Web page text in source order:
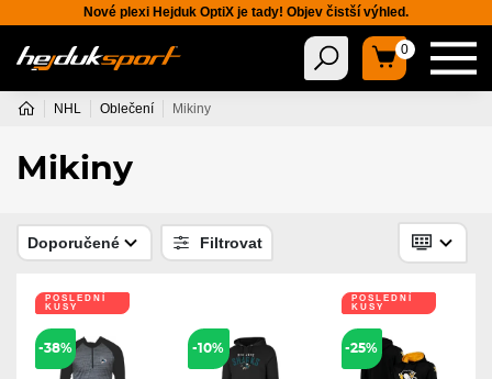
Nové plexi Hejduk OptiX je tady! Objev čistší výhled.
0
NHL Oblečení Mikiny
Mikiny
Doporučené Filtrovat
POSLEDNÍ
KUSY
-38% -10%
POSLEDNÍ
KUSY
-25%